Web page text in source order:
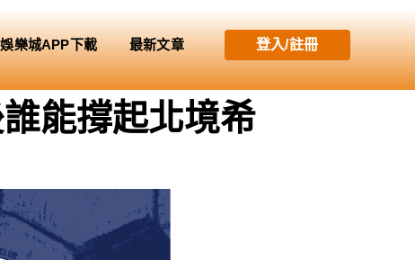
樂城APP下載 最新文章 登入/註冊
能撐起北境希